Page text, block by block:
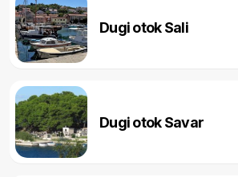
Dugi otok Sali
Dugi otok Savar